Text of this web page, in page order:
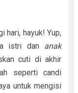
hari, hayuk! Yup,
istri dan anak
cuti di akhir
seperti candi
untuk mengisi